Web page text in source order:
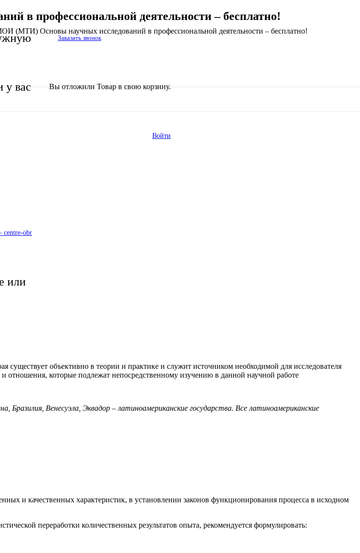
у вас
или
Заказать звонок
Вы отложили Товар в свою корзину.
Войти
obr
профессиональной деятельности – бесплатно!
(МТИ) Основы научных исследований в профессиональной деятельности – бесплатно!
существует объективно в теории и практике и служит источником необходимой для исследователя
отношения, которые подлежат непосредственному изучению в данной научной работе
Бразилия, Венесуэла, Эквадор – латиноамериканские государства. Все латиноамериканские
и качественных характеристик, в установлении законов функционирования процесса в исходном
переработки количественных результатов опыта, рекомендуется формулировать: